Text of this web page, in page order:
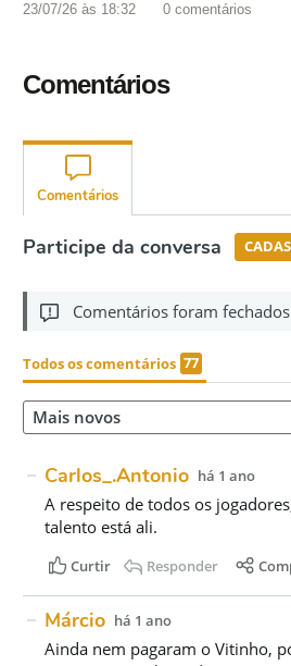
23/07/26 às 18:32 0 comentários
Comentários